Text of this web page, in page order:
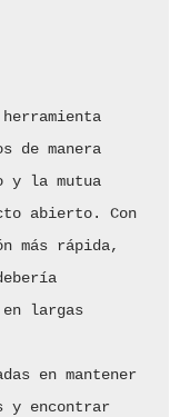
de manera
y la mutua
abierto. Con
más rápida,
largas
en mantener
y encontrar